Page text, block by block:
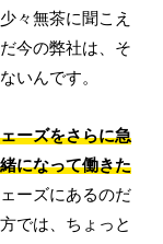
々無茶に聞こえ
今の弊社は、そ
いんです。
ーズをさらに急
になって働きた
ーズにあるのだ
では、ちょっと